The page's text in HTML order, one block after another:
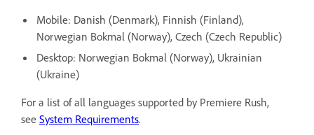
Mobile: Danish (Denmark), Finnish (Finland),
Norwegian Bokmal (Norway), Czech (Czech Republic)
Desktop: Norwegian Bokmal (Norway), Ukrainian
(Ukraine)
For a list of all languages supported by Premiere Rush,
see System Requirements.